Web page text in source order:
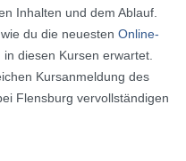
Inhalten und dem Ablauf.
du die neuesten Online-
in diesen Kursen erwartet.
Kursanmeldung des
Flensburg vervollständigen